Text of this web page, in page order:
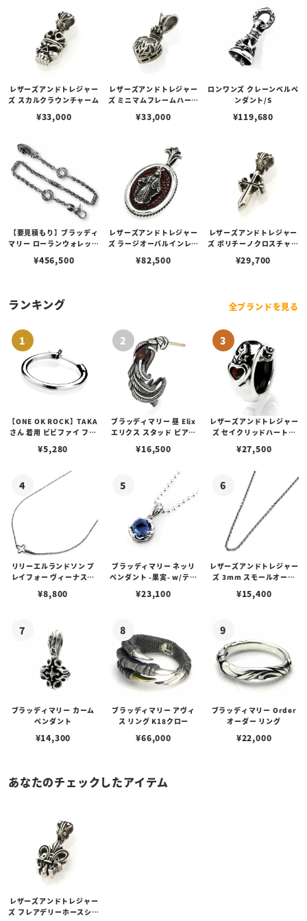
レザーズアンドトレジャー
ズ スカルクラウンチャーム
¥33,000
レザーズアンドトレジャー
ズ ミニマムフレームハート
ルコニア
¥33,000
ロンワンズ クレーンベルペ
ンダント/S
¥119,680
【要見積もり】ブラッディ
マリー ローランウォレット
¥456,500
レザーズアンドトレジャー
ズ ラージオーバルインレイ
ア w/サンディッドスティ
¥82,500
レザーズアンドトレジャー
ズ ポリチーノクロスチャー
¥29,700
ランキング 全ブランドを見る
【ONE OK ROCK】TAKA
さん 着用 ビビファイ フー
¥5,280
ブラッディマリー 昼 Elix
エリクス スタッド ピアス
¥16,500
レザーズアンドトレジャー
ズ セイクリッドハートピ
¥27,500
リリーエルランドソン プ
レイフォー ヴィーナスチ
¥8,800
ブラッディマリー ネッリ
ペンダント -果実- w/ティ
¥23,100
レザーズアンドトレジャー
ズ 3mm スモールオーバ
ブスタークラスプ＆LTロ
¥15,400
ブラッディマリー カーム
ペンダント
¥14,300
ブラッディマリー アヴィ
ス リング K18クロー
¥66,000
ブラッディマリー Order
オーダー リング
¥22,000
あなたのチェックしたアイテム
レザーズアンドトレジャー
ズ フレアデリーホースシュ